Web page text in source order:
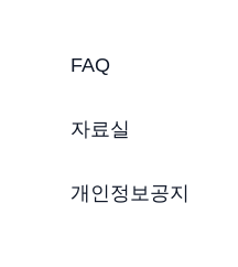
FAQ
자료실
개인정보공지